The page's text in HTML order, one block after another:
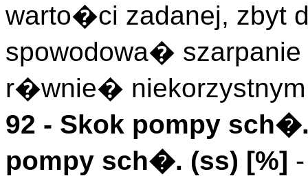
warto�ci zadanej,
spowodowa� szarpanie
r�wnie� niekorzystnym
92 - Skok pompy
pompy sch�. (ss) [%]